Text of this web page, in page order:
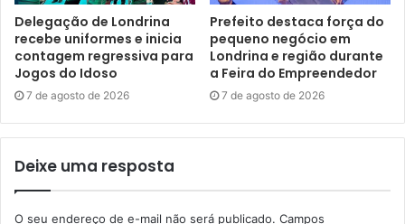
ano. “Essa parceria agregou ao espaço, trazendo pessoas
que muitas vezes não o conheciam e ampliando a
visibilidade de nossa atuação com a cultura popular. Isso é
importante tanto para a manutenção do espaço quanto
para o reconhecimento de sua função pública em
Londrina, além de fortalecer a ocupação cultural”, disse.
Souza complementou que os cineclubes realizados na
Alma Brasil têm um alinhamento temático com as
Delegação de Londrina
recebe uniformes e inicia
contagem regressiva para
Jogos do Idoso
7 de agosto de 2026
Prefeito destaca força do
pequeno negócio em
Londrina e região durante
a Feira do Empreendedor
7 de agosto de 2026
Deixe uma resposta
O seu endereço de e-mail não será publicado. Campos